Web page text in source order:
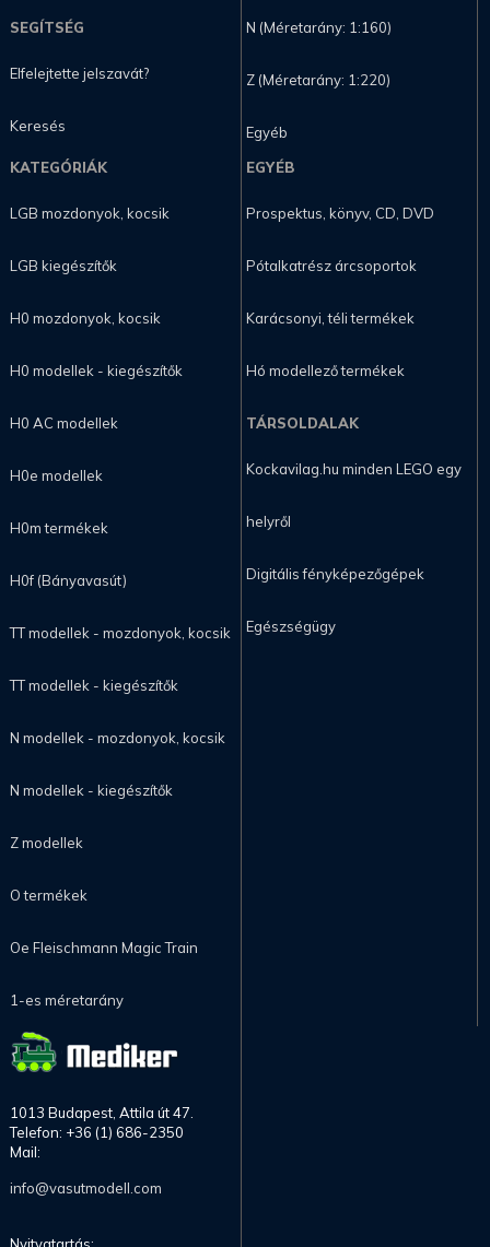
SEGÍTSÉG
Elfelejtette jelszavát?
Keresés
N (Méretarány: 1:160)
Z (Méretarány: 1:220)
Egyéb
KATEGÓRIÁK
LGB mozdonyok, kocsik
LGB kiegészítők
H0 mozdonyok, kocsik
H0 modellek - kiegészítők
H0 AC modellek
H0e modellek
H0m termékek
H0f (Bányavasút)
TT modellek - mozdonyok, kocsik
TT modellek - kiegészítők
N modellek - mozdonyok, kocsik
N modellek - kiegészítők
Z modellek
O termékek
Oe Fleischmann Magic Train
1-es méretarány
EGYÉB
Prospektus, könyv, CD, DVD
Pótalkatrész árcsoportok
Karácsonyi, téli termékek
Hó modellező termékek
TÁRSOLDALAK
Kockavilag.hu minden LEGO egy
helyről
Digitális fényképezőgépek
Egészségügy
1013 Budapest, Attila út 47.
Telefon: +36 (1) 686-2350
Mail:
info@vasutmodell.com